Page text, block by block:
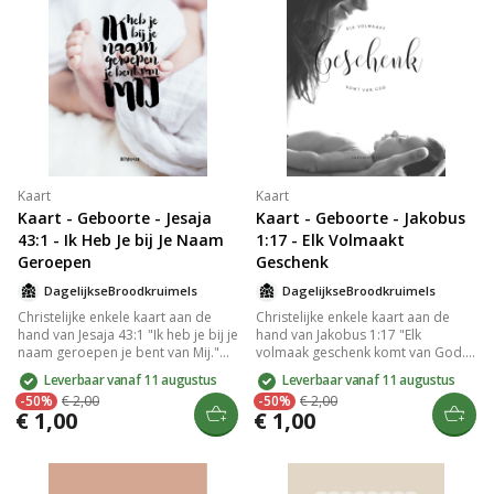
Kaart
Kaart - Geboorte - Jesaja
43:1 - Ik Heb Je bij Je Naam
Geroepen
DagelijkseBroodkruimels
Christelijke enkele kaart aan de
hand van Jesaja 43:1 "Ik heb je bij je
naam geroepen je bent van Mij."
gedrukt op duurzaam en stevig
300 grams papier met een matte
look. Op de goed beschrijfbare
achterkant van de kaart staat het
logo van DagelijkseBroodkruimels
Leverbaar vanaf 11 augustus
-50% € 2,00
€ 1,00
Kaart
Kaart - Geboorte - Jakobus
1:17 - Elk Volmaakt
Geschenk
DagelijkseBroodkruimels
Christelijke enkele kaart aan de
hand van Jakobus 1:17 "Elk
volmaak geschenk komt van God."
gedrukt op duurzaam en stevig
300 grams papier met een matte
look. Op de goed beschrijfbare
achterkant van de kaart staat het
logo van DagelijkseBroodkruimels
Leverbaar vanaf 11 augustus
-50% € 2,00
€ 1,00